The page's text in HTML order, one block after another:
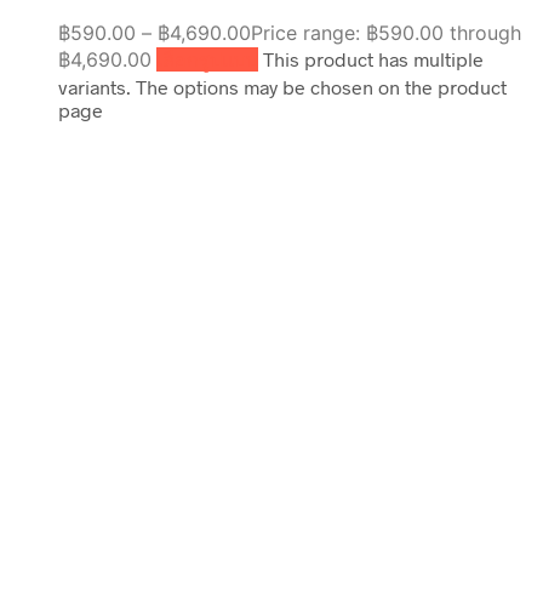
฿590.00 – ฿4,690.00Price range: ฿590.00 through
฿4,690.00
This product has multiple
variants. The options may be chosen on the product
page